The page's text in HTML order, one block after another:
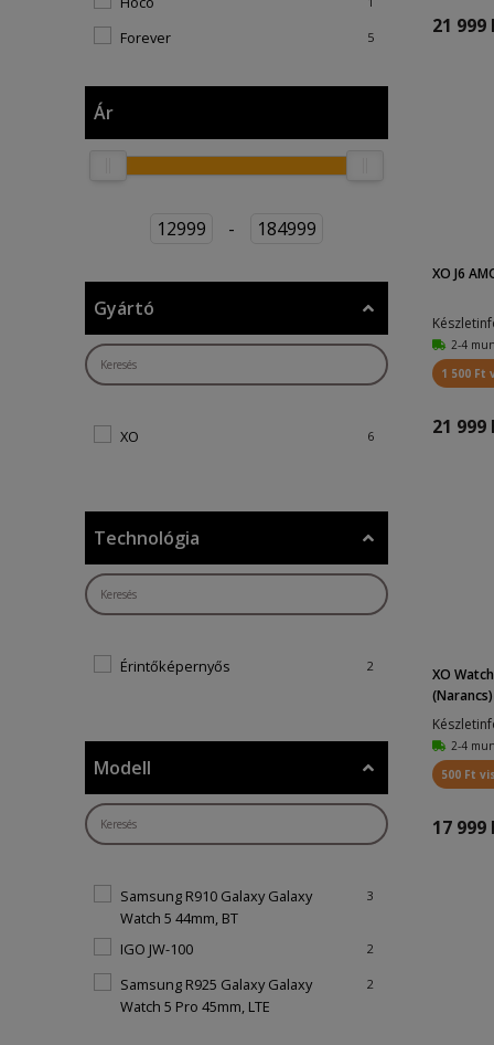
Forever 5
Viita 1
Kivee
Ár
12999 - 184999
Gyártó
XO 6
Technológia
Érintőképernyős 2
Modell
Samsung R910 Galaxy Galaxy
Watch 5 44mm, BT
3
IGO JW-100 2
Samsung R925 Galaxy Galaxy
Watch 5 Pro 45mm, LTE
2
21 999
XO J6
2-4
1 500 Ft
21 999
XO
2-4
500 Ft
17 999